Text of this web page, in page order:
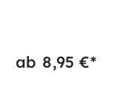
ab 8,95 €*